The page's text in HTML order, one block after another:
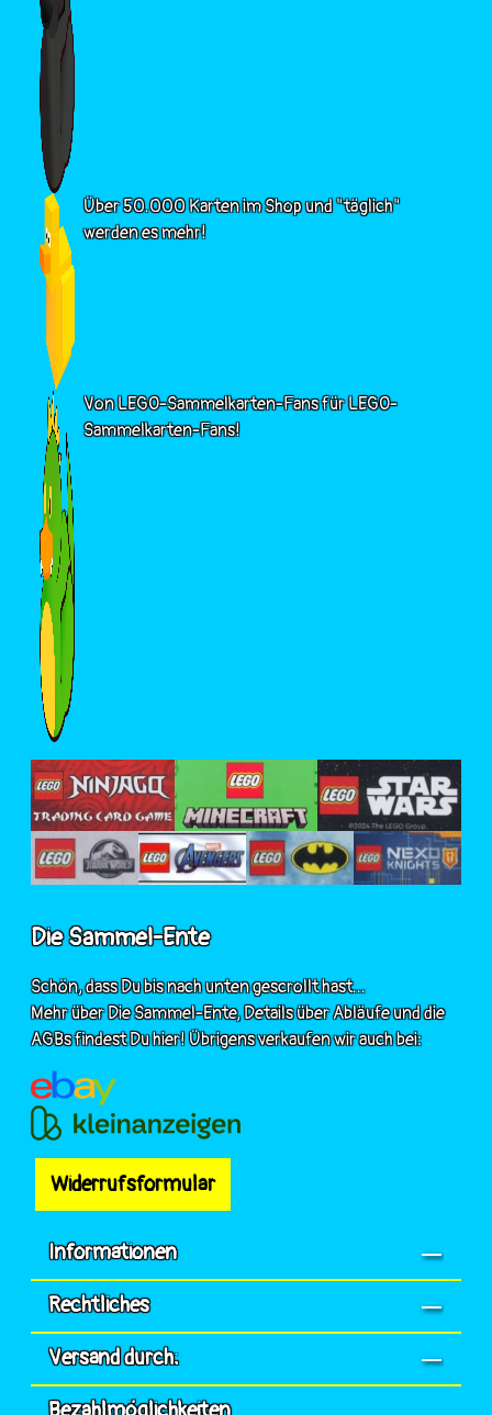
Über 50.000 Karten im Shop und "täglich"
werden es mehr!
Von LEGO-Sammelkarten-Fans für LEGO-
Sammelkarten-Fans!
Die Sammel-Ente
Schön, dass Du bis nach unten gescrollt hast...
Mehr über Die Sammel-Ente, Details über Abläufe und die
AGBs findest Du hier! Übrigens verkaufen wir auch bei:
Widerrufsformular
Informationen
Rechtliches
Versand durch: